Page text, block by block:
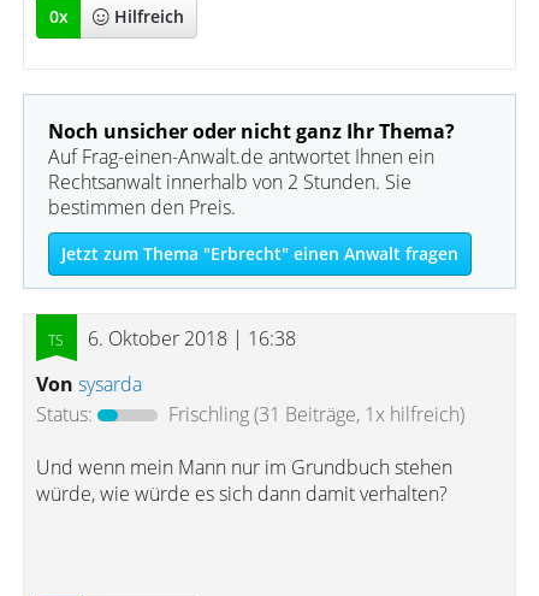
0x Hilfreich
Noch unsicher oder nicht ganz Ihr Thema?
Auf Frag-einen-Anwalt.de antwortet Ihnen ein
Rechtsanwalt innerhalb von 2 Stunden. Sie
bestimmen den Preis.
Jetzt zum Thema "Erbrecht" einen Anwalt fragen
6. Oktober 2018 | 16:38
Von sysarda
Status:
Frischling(31 Beiträge, 1x hilfreich)
Und wenn mein Mann nur im Grundbuch stehen
würde, wie würde es sich dann damit verhalten?